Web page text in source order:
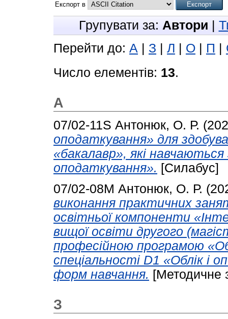
Експорт в
Групувати за: Автори
Перейти до: А З Л О П
Число елементів: 13.
А
07/02-11S Антонюк, О. Р.
оподаткування» для
«бакалавр», які навчаються
оподаткування». [Силабус]
07/02-08М Антонюк, О. Р.
виконання практичних
освітньої компоненти
вищої освіти другого
професійною програмою
спеціальності D1 «Облік і
форм навчання. [Методичне
З